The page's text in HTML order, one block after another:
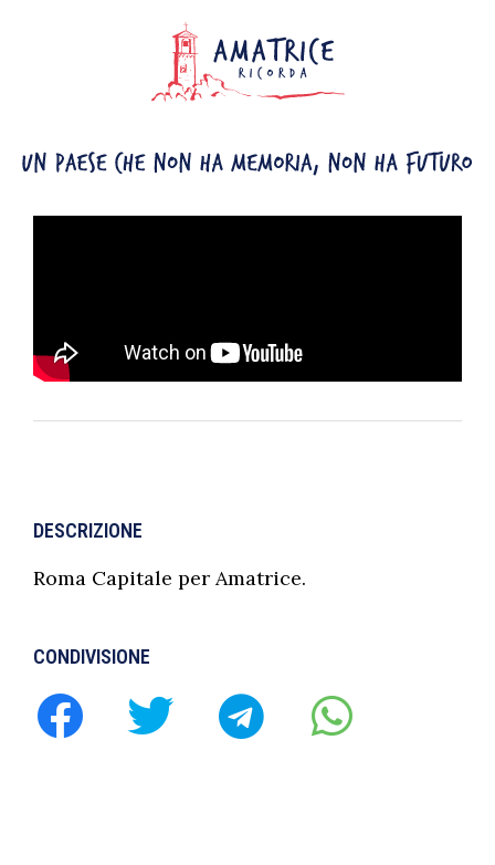
DESCRIZIONE
Roma Capitale per Amatrice.
CONDIVISIONE